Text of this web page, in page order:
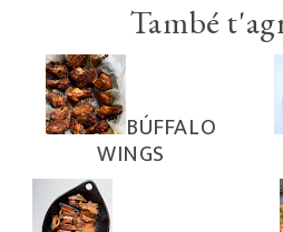
També
BÚFFALO
WINGS